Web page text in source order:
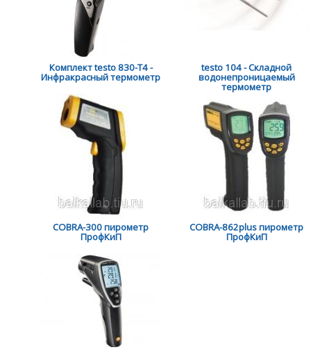
Комплект testo 830-T4 -
Инфракрасный термометр
testo 104 - Складной
водонепроницаемый
термометр
COBRA-300 пирометр
ПрофКиП
COBRA-862plus пирометр
ПрофКиП